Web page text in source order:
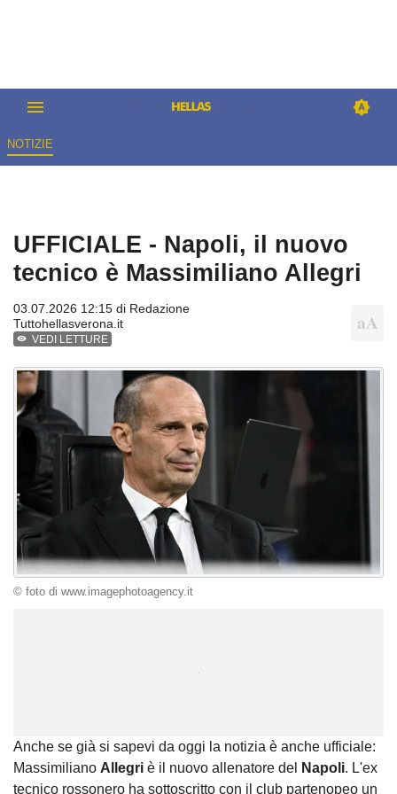
NOTIZIE
UFFICIALE - Napoli, il nuovo
tecnico è Massimiliano Allegri
03.07.2026 12:15 di Redazione
Tuttohellasverona.it
VEDI LETTURE
© foto di www.imagephotoagency.it
Anche se già si sapevi da oggi la notizia è anche ufficiale:
Massimiliano Allegri è il nuovo allenatore del Napoli. L'ex
tecnico rossonero ha sottoscritto con il club partenopeo un